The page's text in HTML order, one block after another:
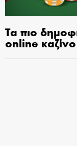
Τα πιο
online